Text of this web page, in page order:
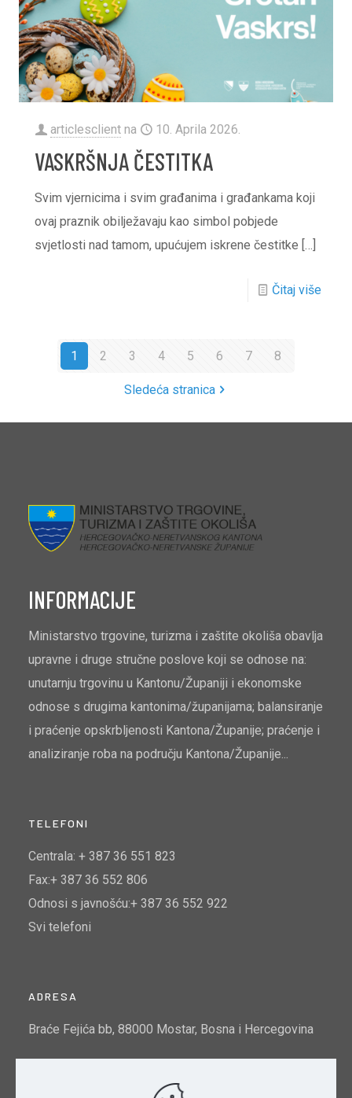
articlesclient na 10. Aprila 2026.
VASKRŠNJA ČESTITKA
Svim vjernicima i svim građanima i građankama koji
ovaj praznik obilježavaju kao simbol pobjede
svjetlosti nad tamom, upućujem iskrene čestitke […]
Čitaj više
1 2 3 4 5 6 7 8
Sledeća stranica
INFORMACIJE
Ministarstvo trgovine, turizma i zaštite okoliša obavlja
upravne i druge stručne poslove koji se odnose na:
unutarnju trgovinu u Kantonu/Županiji i ekonomske
odnose s drugima kantonima/županijama; balansiranje
i praćenje opskrbljenosti Kantona/Županije; praćenje i
analiziranje roba na području Kantona/Županije...
TELEFONI
Centrala: + 387 36 551 823
Fax:+ 387 36 552 806
Odnosi s javnošću:+ 387 36 552 922
Svi telefoni
ADRESA
Braće Fejića bb, 88000 Mostar, Bosna i Hercegovina